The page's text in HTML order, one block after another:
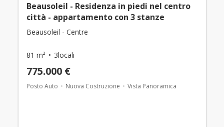
Beausoleil - Residenza in piedi nel centro
città - appartamento con 3 stanze
Beausoleil - Centre
81 m² 3locali
775.000 €
Posto Auto Nuova Costruzione Vista Panoramica